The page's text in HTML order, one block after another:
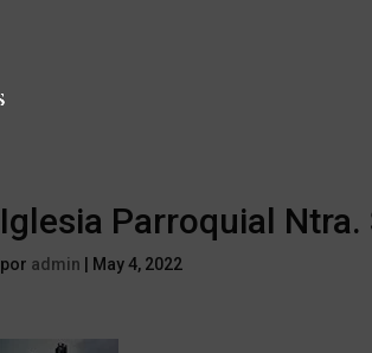
Iglesia Parroquial Ntra.
por admin May 4, 2022